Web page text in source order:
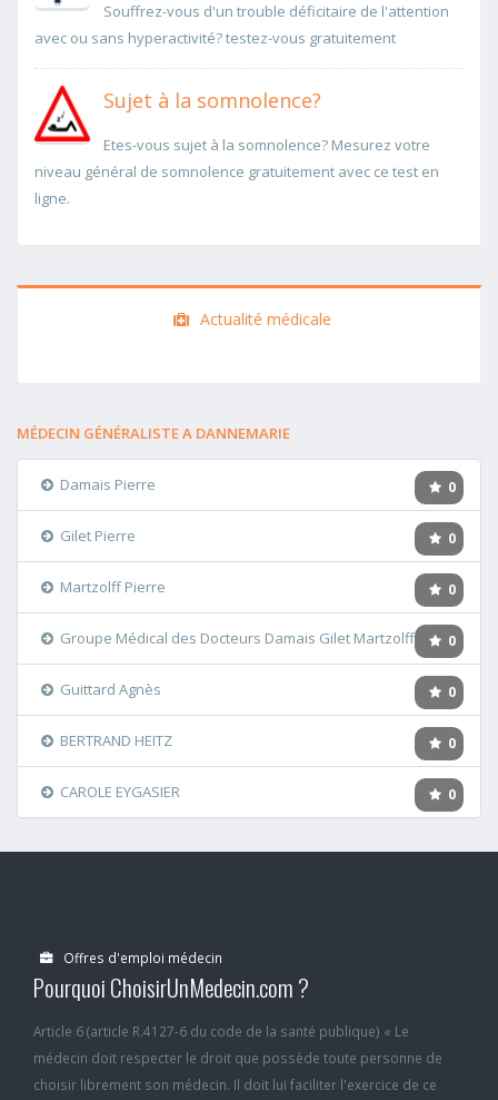
Souffrez-vous d'un trouble déficitaire de l'attention
avec ou sans hyperactivité? testez-vous gratuitement
Sujet à la somnolence?
Etes-vous sujet à la somnolence? Mesurez votre
niveau général de somnolence gratuitement avec ce test en
ligne.
Actualité médicale
MÉDECIN GÉNÉRALISTE A DANNEMARIE
0
Damais Pierre
0
Gilet Pierre
0
Martzolff Pierre
0
Groupe Médical des Docteurs Damais Gilet Martzolff
0
Guittard Agnès
0
BERTRAND HEITZ
0
CAROLE EYGASIER
Offres d'emploi médecin
Pourquoi ChoisirUnMedecin.com ?
Article 6 (article R.4127-6 du code de la santé publique) « Le
médecin doit respecter le droit que possède toute personne de
choisir librement son médecin. Il doit lui faciliter l'exercice de ce